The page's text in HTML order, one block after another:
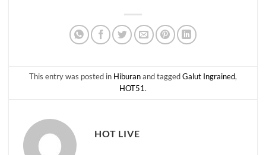
This entry was posted in Hiburanand taggedGalut Ingrained,
HOT51.
HOT LIVE